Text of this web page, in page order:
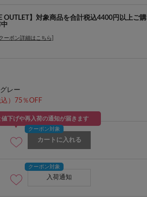
OUTLET】対象商品を合計税込4400円以上ご購
ーポン詳細はこちら]
レー
）75％OFF
下げや再入荷の通知が届きます
カートに入れる
入荷通知